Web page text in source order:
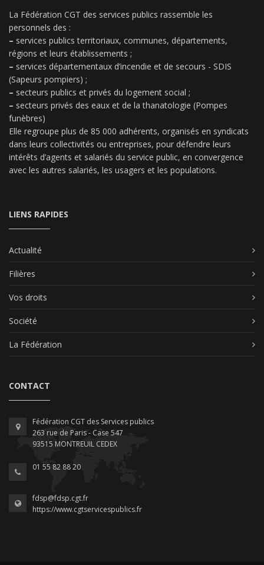
La Fédération CGT des services publics rassemble les
personnels des :
– services publics territoriaux, communes, départements,
régions et leurs établissements ;
– services départementaux d’incendie et de secours - SDIS
(Sapeurs pompiers) ;
– secteurs publics et privés du logement social ;
– secteurs privés des eaux et de la thanatologie (Pompes
funèbres)
Elle regroupe plus de 85 000 adhérents, organisés en syndicats
dans leurs collectivités ou entreprises, pour défendre leurs
intérêts d’agents et salariés du service public, en convergence
avec les autres salariés, les usagers et les populations.
LIENS RAPIDES
Actualité
Filières
Vos droits
Société
La Fédération
CONTACT
Fédération CGT des Services publics
263 rue de Paris - Case 547
93515 MONTREUIL CEDEX
01 55 82 88 20
fdsp@fdsp.cgt.fr
https://www.cgtservicespublics.fr